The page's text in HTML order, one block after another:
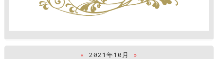
« 2021年10月
»